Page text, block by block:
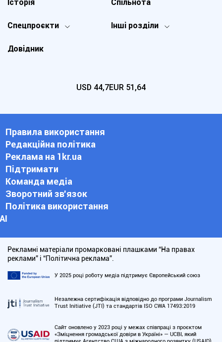
Спецпроєкти Інші розділи
Історія
Довідник
Спільнота
USD 44,7EUR 51,64
Правила використання
Редакційна політика
Реклама на 1kr.ua
Підтримати
Команда медіа
Зворотний зв'язок
Політика використання
АІ
Рекламні матеріали промарковані плашками “На правах
реклами” і “Політична реклама”.
У 2025 році роботу медіа підтримує Європейський союз
Незалежна сертифікація відповідно до програми Journalism
Trust Initiative (JTI) та стандартів ISO CWA 17493:2019
Сайт оновлено у 2023 році у межах співпраці з проєктом
«Зміцнення громадської довіри в Україні» — UCBI, який